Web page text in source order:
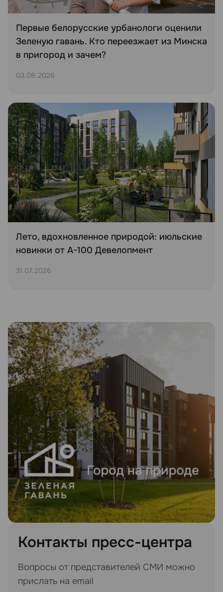
Первые белорусские урбанологи оценили
Зеленую гавань. Кто переезжает из Минска
в пригород и зачем?
03.08.2026
Лето, вдохновленное природой: июльские
новинки от А-100 Девелопмент
31.07.2026
Контакты пресс-центра
Вопросы от представителей СМИ можно
прислать на email